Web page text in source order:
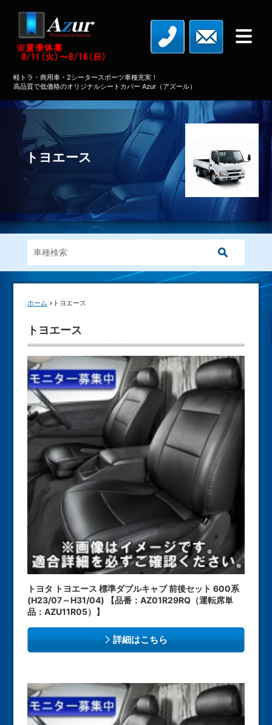
軽トラ・商用車・2シータースポーツ車種充実！
高品質で低価格のオリジナルシートカバー Azur（アズール）
トヨエース
ホーム » トヨエース
トヨエース
トヨタ トヨエース 標準ダブルキャブ 前後セット 600系
(H23/07～H31/04) 【品番：AZ01R29RQ（運転席単
品：AZU11R05）】
詳細はこちら